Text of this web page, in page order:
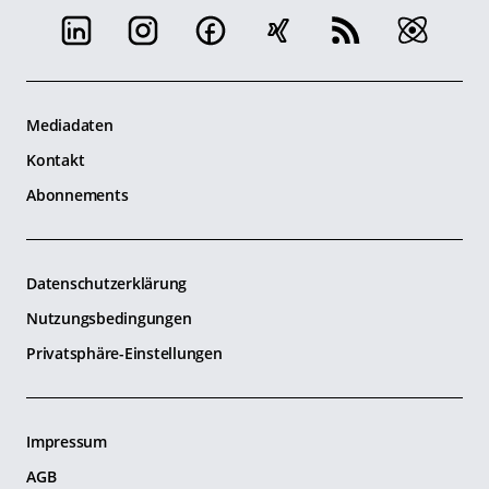
Mediadaten
Kontakt
Abonnements
Datenschutzerklärung
Nutzungsbedingungen
Privatsphäre-Einstellungen
Impressum
AGB